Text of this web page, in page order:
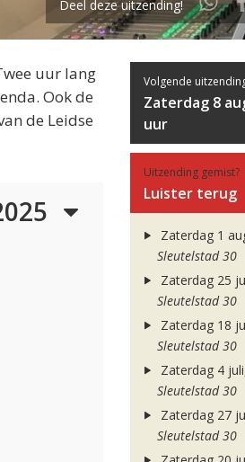
Deel deze uitzending!
uur lang
Ook de
de Leidse
Volgende
Zaterdag 8
uur
Uitzending gemist?
Luister terug
Zaterdag 1
Sleutelstad 30
Zaterdag 25
Sleutelstad 30
Zaterdag 18
Sleutelstad 30
Zaterdag 4
Sleutelstad 30
Zaterdag 27
Sleutelstad 30